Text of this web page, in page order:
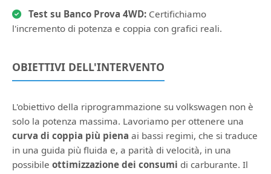
Test su Banco Prova 4WD: Certifichiamo
l'incremento di potenza e coppia con grafici reali.
OBIETTIVI DELL'INTERVENTO
L'obiettivo della riprogrammazione su volkswagen non è
solo la potenza massima. Lavoriamo per ottenere una
curva di coppia più piena ai bassi regimi, che si traduce
in una guida più fluida e, a parità di velocità, in una
possibile ottimizzazione dei consumi di carburante. Il